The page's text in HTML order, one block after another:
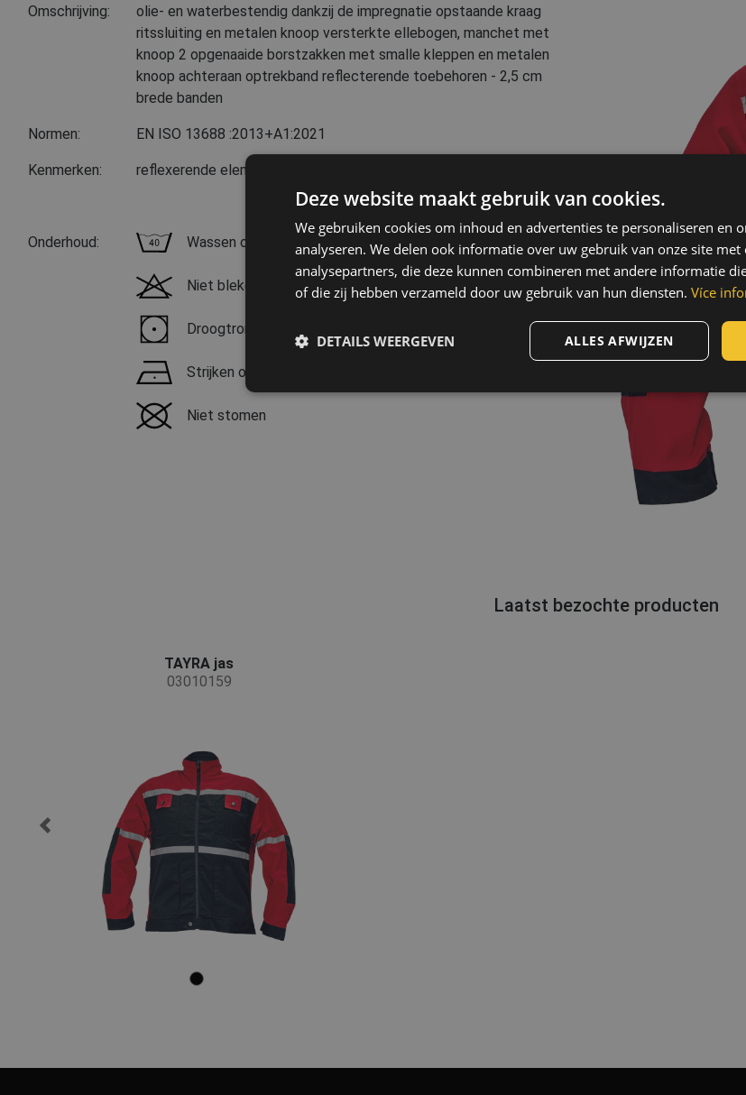
Omschrijving:
olie- en waterbestendig dankzij de impregnatie opstaande kraag
ritssluiting en metalen knoop versterkte ellebogen, manchet met
knoop 2 opgenaaide borstzakken met smalle kleppen en metalen
knoop achteraan optrekband reflecterende toebehoren - 2,5 cm
brede banden
Normen: EN ISO 13688 :2013+A1:2021
Kenmerken: reflexerende elementen
Onderhoud: Wassen op 40 °C, normaal wasproces
Niet bleken
Droogtrommel mogelijk, lage temperatuur
Strijken op maximale temperatuur 110 °C
Niet stomen
Laatst bezochte producten
TAYRA jas
03010159
Deze website maakt gebruik van cookies.
We gebruiken cookies om inhoud en advertenties te personaliseren en
analyseren. We delen ook informatie over uw gebruik van onze site met
analysepartners, die deze kunnen combineren met andere informatie
of die zij hebben verzameld door uw gebruik van hun diensten. Více
ALLES AFWIJZEN
DETAILS WEERGEVEN